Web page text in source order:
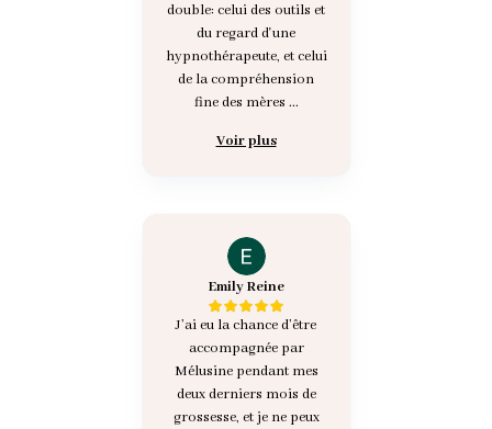
double: celui des outils et
du regard d'une
hypnothérapeute, et celui
de la compréhension
fine des mères ...
Voir plus
Emily Reine
J’ai eu la chance d’être
accompagnée par
Mélusine pendant mes
deux derniers mois de
grossesse, et je ne peux